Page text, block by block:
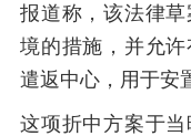
报道称，该法律
境的措施，并允
遣返中心，用于安
这项折中方案于